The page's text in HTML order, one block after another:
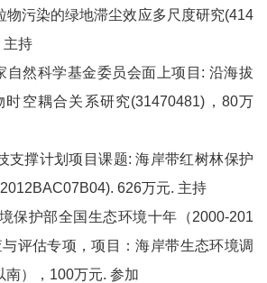
物污染的绿地滞尘效应多尺度研究(414
主持
自然科学基金委员会面上项目: 沿海拔
空耦合关系研究(31470481)，80万
支撑计划项目课题: 海岸带红树林保护
626万元. 主持
保护部全国生态环境十年（2000-201
评估专项，项目：海岸带生态环境调
南），100万元. 参加